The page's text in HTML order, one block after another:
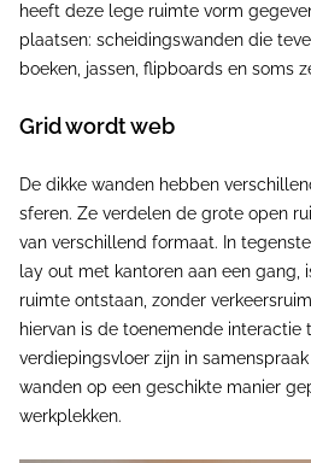
heeft deze lege ruimte vorm
plaatsen: scheidingswanden die
boeken, jassen, flipboards en soms
Grid wordt web
De dikke wanden hebben
sferen. Ze verdelen de grote open
van verschillend formaat. In
lay out met kantoren aan een gang,
ruimte ontstaan, zonder
hiervan is de toenemende interactie
verdiepingsvloer zijn in
wanden op een geschikte manier
werkplekken.